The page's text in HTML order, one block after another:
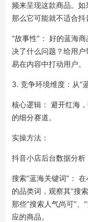
频来呈现这款商品。如
那么它可能就不适合抖
“故事性”： 好的蓝海
决了什么问题？给用
易在内容中打动用户。
3. 竞争环境维度：从“
核心逻辑： 避开红海
的细分赛道。
实操方法：
抖音小店后台数据分析
搜索“蓝海关键词”：
的品类词，观察其“搜
那些“搜索人气尚可”、
应的商品。